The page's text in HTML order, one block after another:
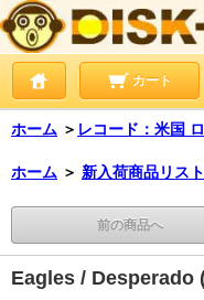
カート
ホーム ＞ レコード：米国
ホーム ＞ 新入荷商品リスト
前の商品へ
Eagles / Desperado